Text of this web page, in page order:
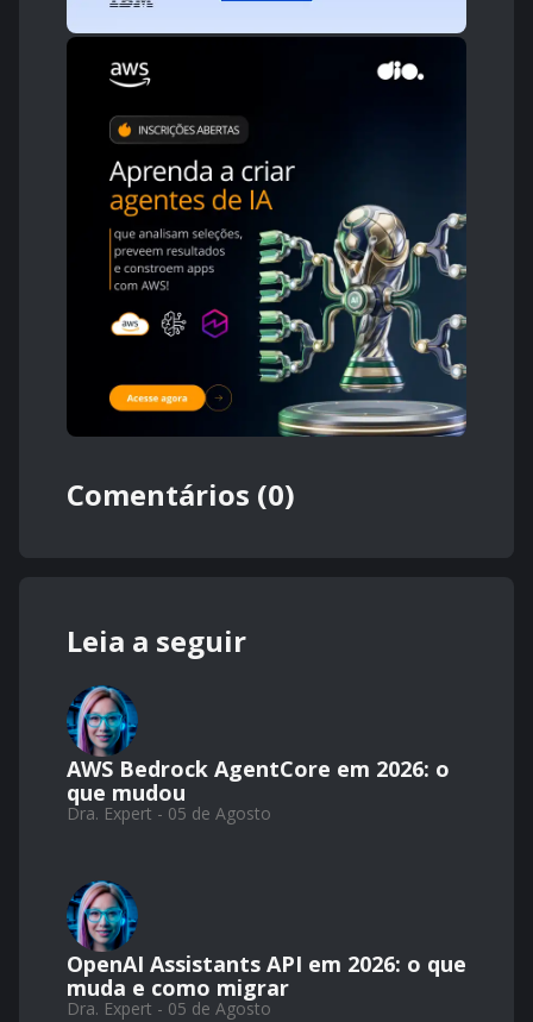
Comentários (0)
Leia a seguir
AWS Bedrock AgentCore em 2026: o
que mudou
Dra. Expert - 05 de Agosto
OpenAI Assistants API em 2026: o que
muda e como migrar
Dra. Expert - 05 de Agosto